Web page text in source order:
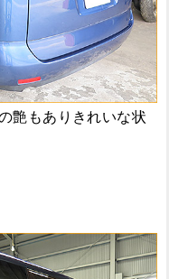
艶もありきれいな状